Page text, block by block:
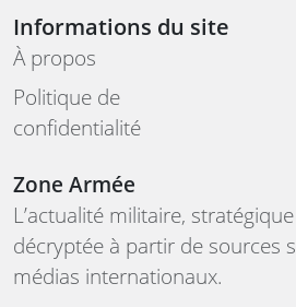
Informations du site
À propos
Politique de
confidentialité
Zone Armée
L’actualité militaire,
décryptée à partir de sources
médias internationaux.